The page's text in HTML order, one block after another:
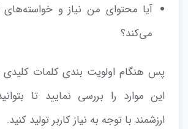
آیا محتوای من نیاز و خواسته‌های
می‌کند؟
پس هنگام اولویت بندی کلمات کلیدی
این موارد را بررسی نمایید تا
ارزشمند با توجه به نیاز کاربر تولید کنید.